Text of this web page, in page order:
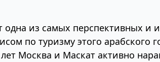
из самых перспективных и
по туризму этого арабского
Москва и Маскат активно